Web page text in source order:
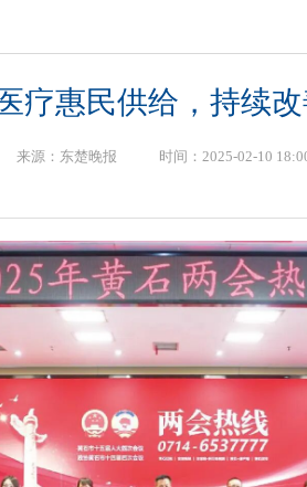
疗惠民供给，持续
来源：东楚晚报 时间：2025-02-10